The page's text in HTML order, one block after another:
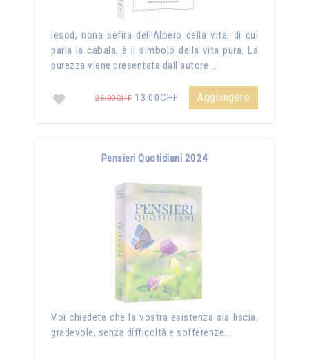
Iesod, nona sefira dell’Albero della vita, di cui
parla la cabala, è il simbolo della vita pura. La
purezza viene presentata dall'autore …
26.00CHF 13.00CHF Aggiungere
Pensieri Quotidiani 2024
Voi chiedete che la vostra esistenza sia liscia,
gradevole, senza difficoltà e sofferenze...